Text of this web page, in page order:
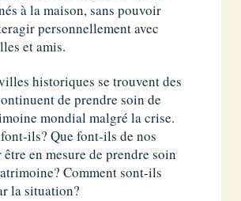
à la maison, sans pouvoir
personnellement avec
et amis.
historiques se trouvent des
de prendre soin de
mondial malgré la crise.
ils? Que font-ils de nos
en mesure de prendre soin
Comment sont-ils
la situation?